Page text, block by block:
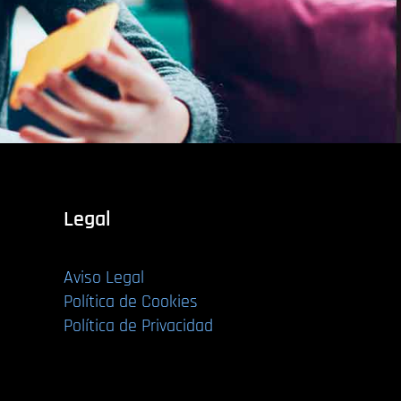
Legal
Aviso Legal
Política de Cookies
Política de Privacidad